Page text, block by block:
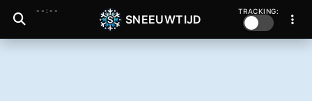
--:--
SNEEUWTIJD
TRACKING: